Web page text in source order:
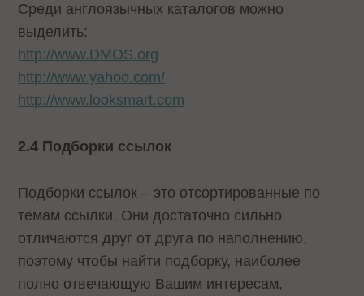
Cреди англоязычных каталогов можно
выделить:
http://www.DMOS.org
http://www.yahoo.com/
http://www.looksmart.com
2.4 Подборки ссылок
Подборки ссылок – это отсортированные по
темам ссылки. Они достаточно сильно
отличаются друг от друга по наполнению,
поэтому чтобы найти подборку, наиболее
полно отвечающую Вашим интересам,